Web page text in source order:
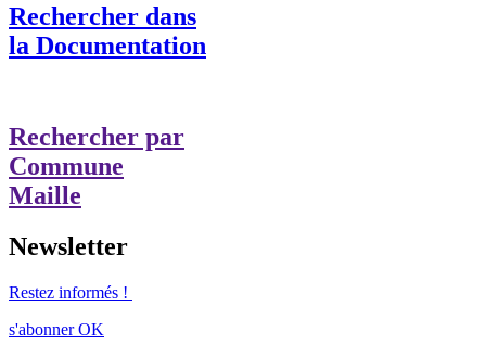
Rechercher dans
la Documentation
Rechercher par
Commune
Maille
Newsletter
Restez informés !
s'abonner OK